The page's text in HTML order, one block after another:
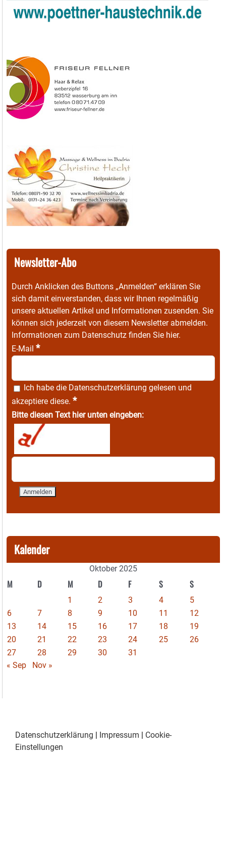
Newsletter-Abo
Durch Anklicken des Buttons „Anmelden“ erklären Sie
sich damit einverstanden, dass wir Ihnen regelmäßig
unsere aktuellen Artikel und Informationen zusenden. Sie
können sich jederzeit von diesem Newsletter abmelden.
Informationen zum Datenschutz finden Sie hier.
E-Mail *
Ich habe die Datenschutzerklärung gelesen und
akzeptiere diese. *
Bitte diesen Text hier unten eingeben:
Kalender
Oktober 2025
M D M D F S S
1 2 3 4
5
6
7 8 9 10 11
12
13
14 15 16 17 18
19
20
21 22 23 24 25
26
27
28 29 30
31
« Sep
Nov »
Datenschutzerklärung Impressum
Cookie-
Einstellungen